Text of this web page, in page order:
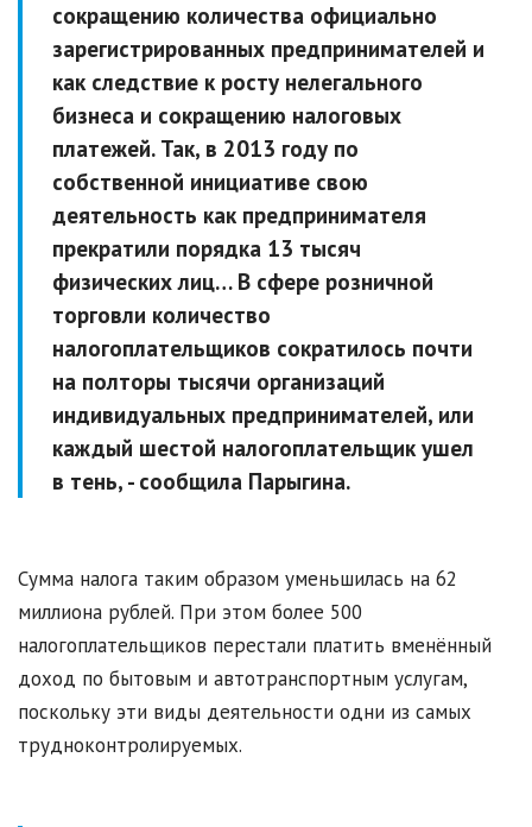
сокращению количества официально
зарегистрированных предпринимателей и
как следствие к росту нелегального
бизнеса и сокращению налоговых
платежей. Так, в 2013 году по
собственной инициативе свою
деятельность как предпринимателя
прекратили порядка 13 тысяч
физических лиц… В сфере розничной
торговли количество
налогоплательщиков сократилось почти
на полторы тысячи организаций
индивидуальных предпринимателей, или
каждый шестой налогоплательщик ушел
в тень, - сообщила Парыгина.
Сумма налога таким образом уменьшилась на 62
миллиона рублей. При этом более 500
налогоплательщиков перестали платить вменённый
доход по бытовым и автотранспортным услугам,
поскольку эти виды деятельности одни из самых
трудноконтролируемых.